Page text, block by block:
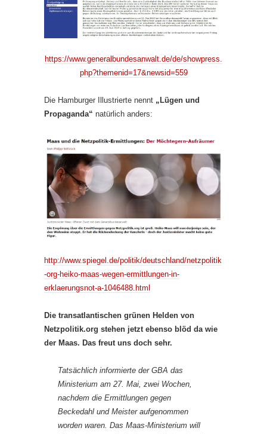
https://www.generalbundesanwalt.de/de/showpress.
php?themenid=17&newsid=559
Die Hamburger Illustrierte nennt „Lügen und
Propaganda“ natürlich anders:
http://www.spiegel.de/politik/deutschland/netzpolitik
-org-heiko-maas-wegen-ermittlungen-in-
erklaerungsnot-a-1046488.html
Die transatlantischen grünen Helden von
Netzpolitik.org stehen jetzt ebenso blöd da wie
der Maas. Das freut uns doch sehr.
Tatsächlich informierte der GBA das
Ministerium am 27. Mai, zwei Wochen,
nachdem die Ermittlungen gegen
Beckedahl und Meister aufgenommen
worden waren. Das Maas-Ministerium will